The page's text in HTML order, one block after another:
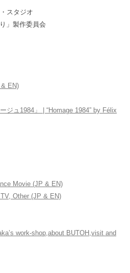
スタジオ
」製作委員会
EN)
ジュ1984」 | “Homage 1984” by Félix
Movie (JP & EN)
Other (JP & EN)
work-shop,about BUTOH,visit and